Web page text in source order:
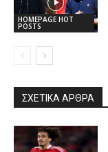
HOMEPAGE HOT
POSTS
ΣΧΕΤΙΚΆ ΆΡΘΡΑ